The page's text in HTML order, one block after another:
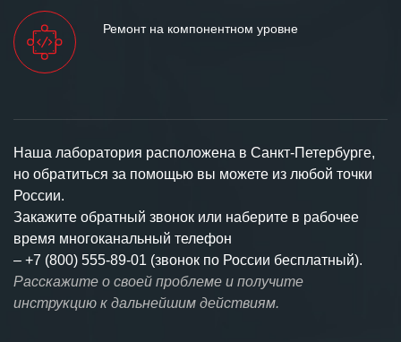
Ремонт на компонентном уровне
Наша лаборатория расположена в Санкт-Петербурге,
но обратиться за помощью вы можете из любой точки
России.
Закажите обратный звонок или наберите в рабочее
время многоканальный телефон
– +7 (800) 555-89-01 (звонок по России бесплатный).
Расскажите о своей проблеме и получите
инструкцию к дальнейшим действиям.